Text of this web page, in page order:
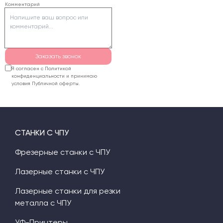
текста могут стать
хрупкими и
отламываться.
Комментарий
Заказать звонок
Я согласен с Политикой
конфиденциальности и принимаю
условия Публичной оферты.
СТАНКИ С ЧПУ
Фрезерные станки с ЧПУ
Лазерные станки с ЧПУ
Лазерные станки для резки
металла с ЧПУ